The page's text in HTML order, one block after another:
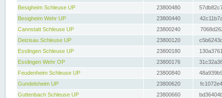
Besigheim Schleuse UP
23800480
Besigheim Wehr UP
23800440
Cannstatt Schleuse UP
23800240
Deizisau Schleuse UP
23800120
Esslingen Schleuse UP
23800180
Esslingen Wehr OP
23800176
Feudenheim Schleuse UP
23800840
Gundelsheim UP
23800620
Guttenbach Schleuse UP
23800660